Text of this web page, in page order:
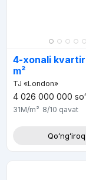
4-xonali
m²
TJ «London»
4 026 000 000
31M/m² 8/10 qavat
Qoʻngʻiroq